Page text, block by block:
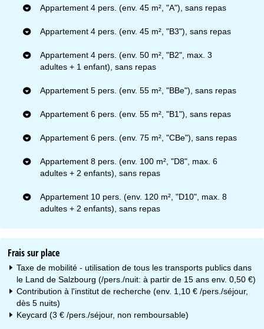
Appartement 4 pers. (env. 45 m², "A"), sans repas
Appartement 4 pers. (env. 45 m², "B3"), sans repas
Appartement 4 pers. (env. 50 m², "B2", max. 3
adultes + 1 enfant), sans repas
Appartement 5 pers. (env. 55 m², "BBe"), sans repas
Appartement 6 pers. (env. 55 m², "B1"), sans repas
Appartement 6 pers. (env. 75 m², "CBe"), sans repas
Appartement 8 pers. (env. 100 m², "D8", max. 6
adultes + 2 enfants), sans repas
Appartement 10 pers. (env. 120 m², "D10", max. 8
adultes + 2 enfants), sans repas
Frais sur place
Taxe de mobilité - utilisation de tous les transports publics dans
le Land de Salzbourg (/pers./nuit: à partir de 15 ans env. 0,50 €)
Contribution à l'institut de recherche (env. 1,10 € /pers./séjour,
dès 5 nuits)
Keycard (3 € /pers./séjour, non remboursable)